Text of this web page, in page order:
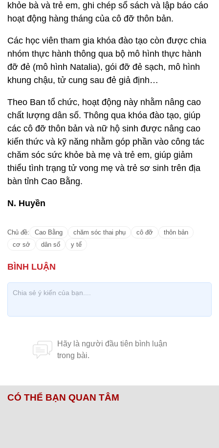
khỏe bà và trẻ em, ghi chép sổ sách và lập báo cáo
hoạt động hàng tháng của cô đỡ thôn bản.
Các học viên tham gia khóa đào tạo còn được chia
nhóm thực hành thông qua bộ mô hình thực hành
đỡ đẻ (mô hình Natalia), gói đỡ đẻ sạch, mô hình
khung chậu, tử cung sau đẻ giả định…
Theo Ban tổ chức, hoạt động này nhằm nâng cao
chất lượng dân số. Thông qua khóa đào tạo, giúp
các cô đỡ thôn bản và nữ hộ sinh được nâng cao
kiến thức và kỹ năng nhằm góp phần vào công tác
chăm sóc sức khỏe bà mẹ và trẻ em, giúp giảm
thiểu tình trạng tử vong mẹ và trẻ sơ sinh trên địa
bàn tỉnh Cao Bằng.
N. Huyền
Chủ đề: Cao Bằng chăm sóc thai phụ cô đỡ
thôn bản
cơ sở
dân số y tế
CÓ THỂ BẠN QUAN TÂM